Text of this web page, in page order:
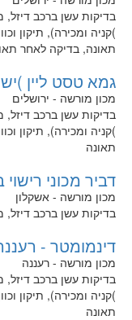
בדיקות עשן ברכב דיזל,
)קניה ומכירה), תיקון
תאונה, בדיקה לאחר
גמא טסט ליין
מכון מורשה - ירושלים
בדיקות עשן ברכב דיזל,
)קניה ומכירה), תיקון
תאונה
דביר מכוני
מכון מורשה - אשקלון
בדיקות עשן ברכב דיזל,
דינמומטר -
מכון מורשה - רעננה
בדיקות עשן ברכב דיזל,
)קניה ומכירה), תיקון
תאונה